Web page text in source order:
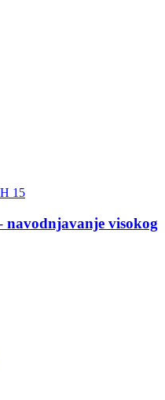
navodnjavanje visokog